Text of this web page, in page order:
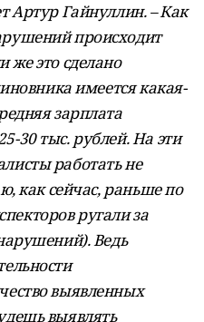
Артур Гайнуллин. – Как
происходит
же это сделано
имеется какая-
зарплата
30 тыс. рублей. На эти
работать не
как сейчас, раньше по
ругали за
Ведь
выявленных
выявлять